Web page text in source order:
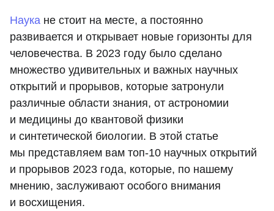
Наука не стоит на месте, а постоянно
развивается и открывает новые горизонты для
человечества. В 2023 году было сделано
множество удивительных и важных научных
открытий и прорывов, которые затронули
различные области знания, от астрономии
и медицины до квантовой физики
и синтетической биологии. В этой статье
мы представляем вам топ-10 научных открытий
и прорывов 2023 года, которые, по нашему
мнению, заслуживают особого внимания
и восхищения.